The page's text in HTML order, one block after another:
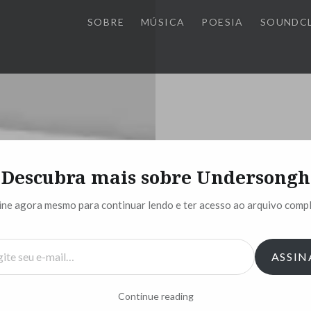
SOBRE MÚSICA POESIA
Le vec omo
To do poem at
Sej aem quei dio
Edoq uef orfe ito
Descubra mais sobre Undersongh
agora mesmo para continuar lendo e ter acesso ao arquivo
Continue reading